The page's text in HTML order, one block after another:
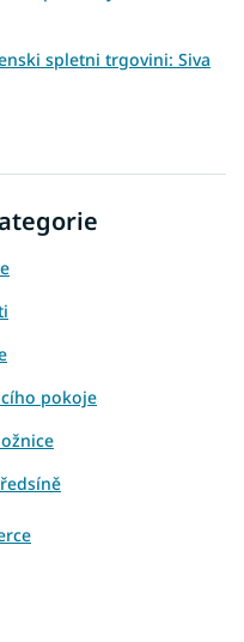
spletni trgovini: Siva
pokoje